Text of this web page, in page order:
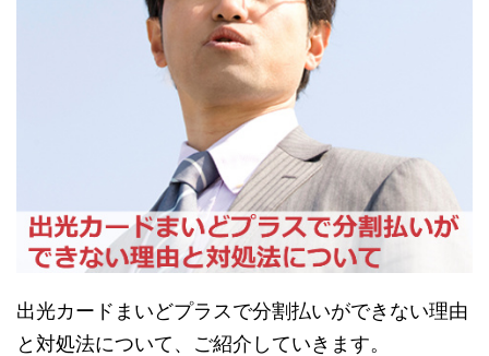
出光カードまいどプラスで分割払いができない理由
と対処法について、ご紹介していきます。